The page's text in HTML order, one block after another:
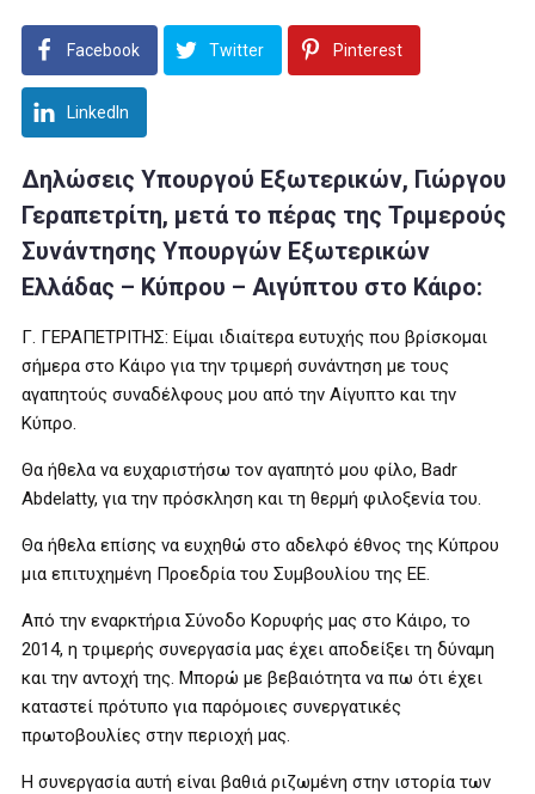
Facebook Twitter Pinterest
LinkedIn
Δηλώσεις Υπουργού Εξωτερικών, Γιώργου
Γεραπετρίτη, μετά το πέρας της Τριμερούς
Συνάντησης Υπουργών Εξωτερικών
Ελλάδας – Κύπρου – Αιγύπτου στο Κάιρο:
Γ. ΓΕΡΑΠΕΤΡΙΤΗΣ: Είμαι ιδιαίτερα ευτυχής που βρίσκομαι
σήμερα στο Κάιρο για την τριμερή συνάντηση με τους
αγαπητούς συναδέλφους μου από την Αίγυπτο και την
Κύπρο.
Θα ήθελα να ευχαριστήσω τον αγαπητό μου φίλο, Badr
Abdelatty, για την πρόσκληση και τη θερμή φιλοξενία του.
Θα ήθελα επίσης να ευχηθώ στο αδελφό έθνος της Κύπρου
μια επιτυχημένη Προεδρία του Συμβουλίου της ΕΕ.
Από την εναρκτήρια Σύνοδο Κορυφής μας στο Κάιρο, το
2014, η τριμερής συνεργασία μας έχει αποδείξει τη δύναμη
και την αντοχή της. Μπορώ με βεβαιότητα να πω ότι έχει
καταστεί πρότυπο για παρόμοιες συνεργατικές
πρωτοβουλίες στην περιοχή μας.
Η συνεργασία αυτή είναι βαθιά ριζωμένη στην ιστορία των